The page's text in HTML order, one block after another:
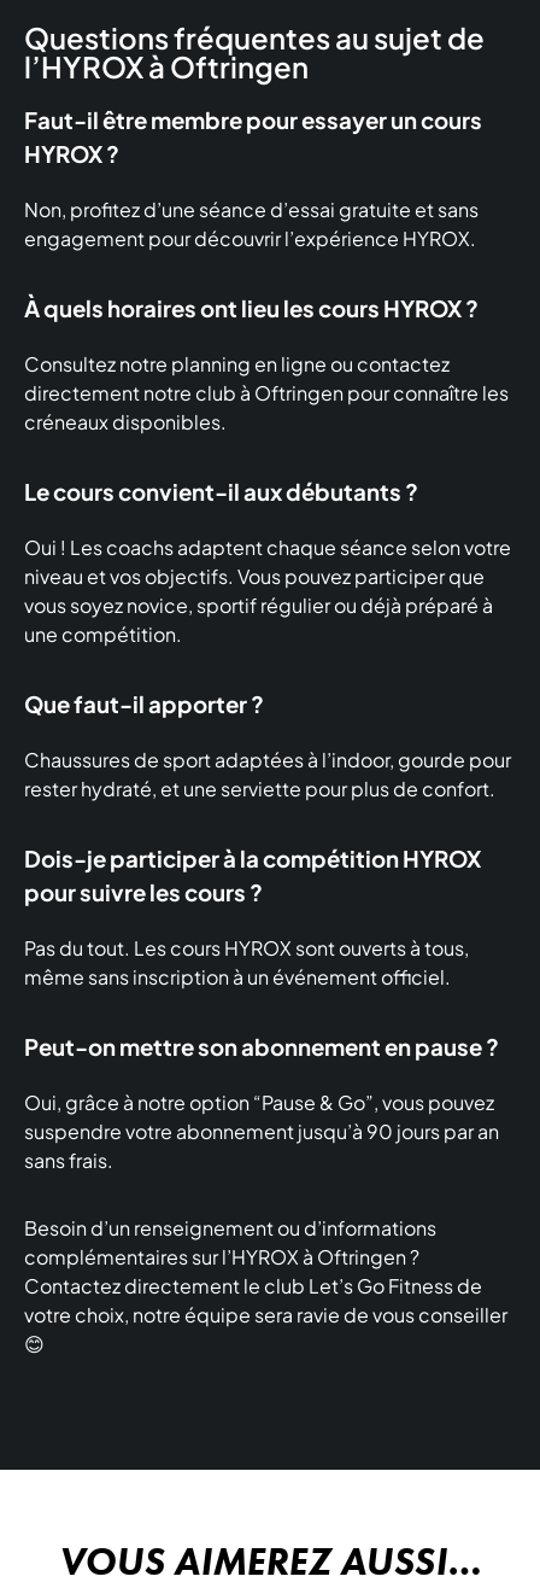
Questions fréquentes au sujet de
l’HYROX à Oftringen
Faut-il être membre pour essayer un cours
HYROX ?
Non, profitez d’une séance d’essai gratuite et sans
engagement pour découvrir l’expérience HYROX.
À quels horaires ont lieu les cours HYROX ?
Consultez notre planning en ligne ou contactez
directement notre club à Oftringen pour connaître les
créneaux disponibles.
Le cours convient-il aux débutants ?
Oui ! Les coachs adaptent chaque séance selon votre
niveau et vos objectifs. Vous pouvez participer que
vous soyez novice, sportif régulier ou déjà préparé à
une compétition.
Que faut-il apporter ?
Chaussures de sport adaptées à l’indoor, gourde pour
rester hydraté, et une serviette pour plus de confort.
Dois-je participer à la compétition HYROX
pour suivre les cours ?
Pas du tout. Les cours HYROX sont ouverts à tous,
même sans inscription à un événement officiel.
Peut-on mettre son abonnement en pause ?
Oui, grâce à notre option “Pause & Go”, vous pouvez
suspendre votre abonnement jusqu’à 90 jours par an
sans frais.
Besoin d’un renseignement ou d’informations
complémentaires sur l’HYROX à Oftringen ?
Contactez directement le club Let’s Go Fitness de
votre choix, notre équipe sera ravie de vous conseiller
😊
VOUS AIMEREZ AUSSI…